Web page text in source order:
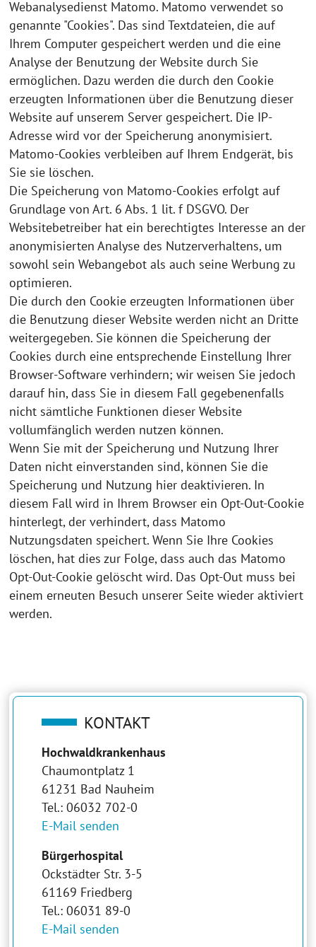
Webanalysedienst Matomo. Matomo verwendet so
genannte "Cookies". Das sind Textdateien, die auf
Ihrem Computer gespeichert werden und die eine
Analyse der Benutzung der Website durch Sie
ermöglichen. Dazu werden die durch den Cookie
erzeugten Informationen über die Benutzung dieser
Website auf unserem Server gespeichert. Die IP-
Adresse wird vor der Speicherung anonymisiert.
Matomo-Cookies verbleiben auf Ihrem Endgerät, bis
Sie sie löschen.
Die Speicherung von Matomo-Cookies erfolgt auf
Grundlage von Art. 6 Abs. 1 lit. f DSGVO. Der
Websitebetreiber hat ein berechtigtes Interesse an der
anonymisierten Analyse des Nutzerverhaltens, um
sowohl sein Webangebot als auch seine Werbung zu
optimieren.
Die durch den Cookie erzeugten Informationen über
die Benutzung dieser Website werden nicht an Dritte
weitergegeben. Sie können die Speicherung der
Cookies durch eine entsprechende Einstellung Ihrer
Browser-Software verhindern; wir weisen Sie jedoch
darauf hin, dass Sie in diesem Fall gegebenenfalls
nicht sämtliche Funktionen dieser Website
vollumfänglich werden nutzen können.
Wenn Sie mit der Speicherung und Nutzung Ihrer
Daten nicht einverstanden sind, können Sie die
Speicherung und Nutzung hier deaktivieren. In
diesem Fall wird in Ihrem Browser ein Opt-Out-Cookie
hinterlegt, der verhindert, dass Matomo
Nutzungsdaten speichert. Wenn Sie Ihre Cookies
löschen, hat dies zur Folge, dass auch das Matomo
Opt-Out-Cookie gelöscht wird. Das Opt-Out muss bei
einem erneuten Besuch unserer Seite wieder aktiviert
werden.
KONTAKT
Hochwaldkrankenhaus
Chaumontplatz 1
61231 Bad Nauheim
Tel.: 06032 702-0
E-Mail senden
Bürgerhospital
Ockstädter Str. 3-5
61169 Friedberg
Tel.: 06031 89-0
E-Mail senden